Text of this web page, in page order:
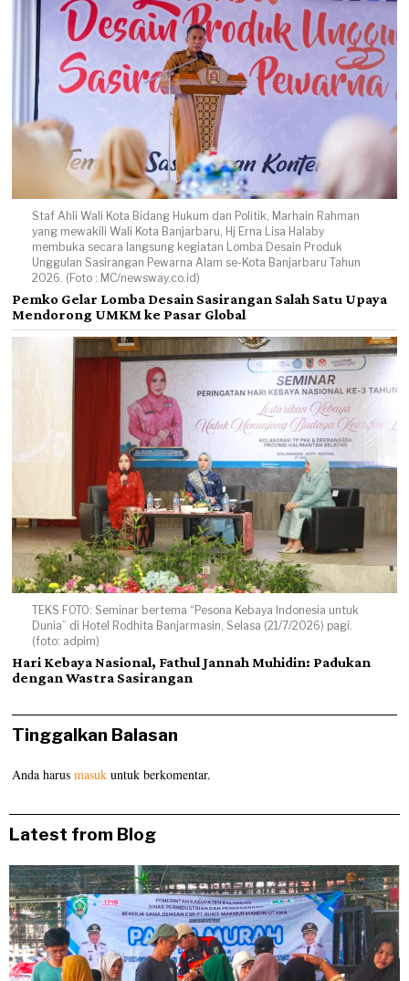
Staf Ahli Wali Kota Bidang Hukum dan Politik, Marhain Rahman
yang mewakili Wali Kota Banjarbaru, Hj Erna Lisa Halaby
membuka secara langsung kegiatan Lomba Desain Produk
Unggulan Sasirangan Pewarna Alam se-Kota Banjarbaru Tahun
2026. (Foto : MC/newsway.co.id)
Pemko Gelar Lomba Desain Sasirangan Salah Satu Upaya
Mendorong UMKM ke Pasar Global
TEKS FOTO: Seminar bertema “Pesona Kebaya Indonesia untuk
Dunia” di Hotel Rodhita Banjarmasin, Selasa (21/7/2026) pagi.
(foto: adpim)
Hari Kebaya Nasional, Fathul Jannah Muhidin: Padukan
dengan Wastra Sasirangan
Tinggalkan Balasan
Anda harusmasuk untuk berkomentar.
Latest from Blog